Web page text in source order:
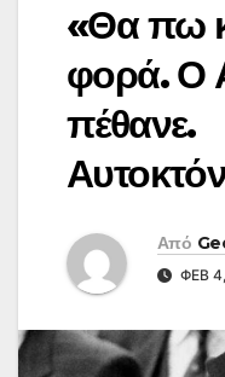
«Θα πω
φορά. Ο
πέθανε.
Από
ΦΕΒ